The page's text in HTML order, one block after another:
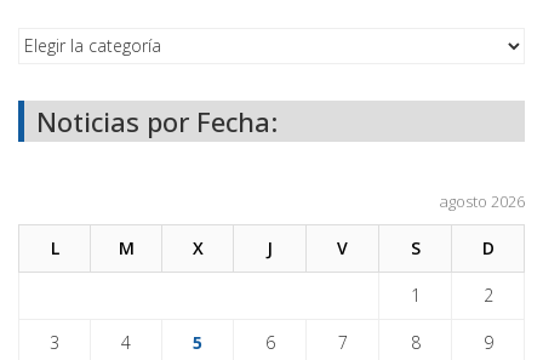
Noticias por Fecha:
agosto 2026
L M X J V S D
1 2
3 4 5 6 7 8 9